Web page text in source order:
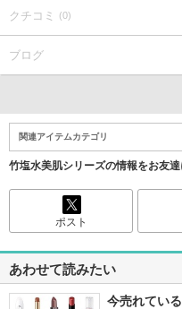
クチコミ (0)
ブログ
関連アイテムカテゴリ
竹塩水美肌シリーズの情報をお友
ポスト
あわせて読みたい
今売れてい